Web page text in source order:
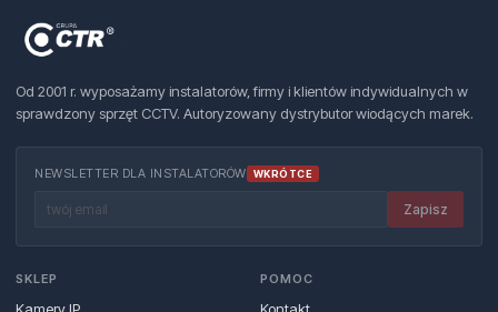
Od 2001 r. wyposażamy instalatorów, firmy i klientów indywidualnych w
sprawdzony sprzęt CCTV. Autoryzowany dystrybutor wiodących marek.
NEWSLETTER DLA INSTALATORÓW WKRÓTCE
Zapisz
SKLEP POMOC